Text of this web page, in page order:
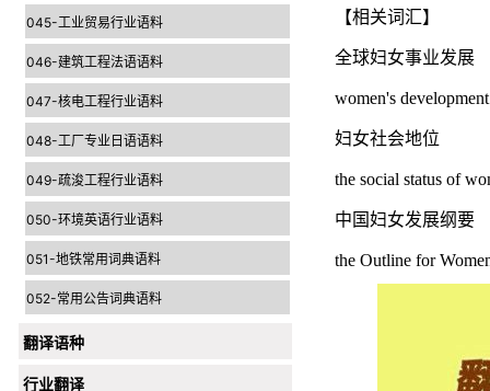
045-工业贸易行业语料
046-建筑工程法语语料
047-核电工程行业语料
048-工厂专业日语语料
049-疏浚工程行业语料
050-环境英语行业语料
051-地铁常用词典语料
052-常用公告词典语料
翻译语种
行业翻译
【相关词汇】
全球妇女事业发展
women's
妇女社会地位
the social status of
中国妇女发展纲要
the Outline for